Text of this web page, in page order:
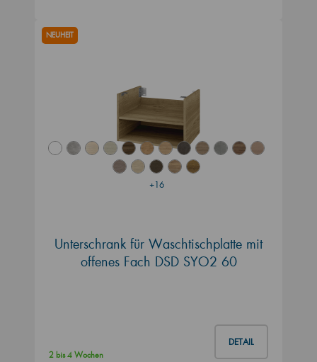
+16
NEUHEIT
Unterschrank für Waschtischplatte mit
offenes Fach DSD SYO2 60
DETAIL
2 bis 4 Wochen